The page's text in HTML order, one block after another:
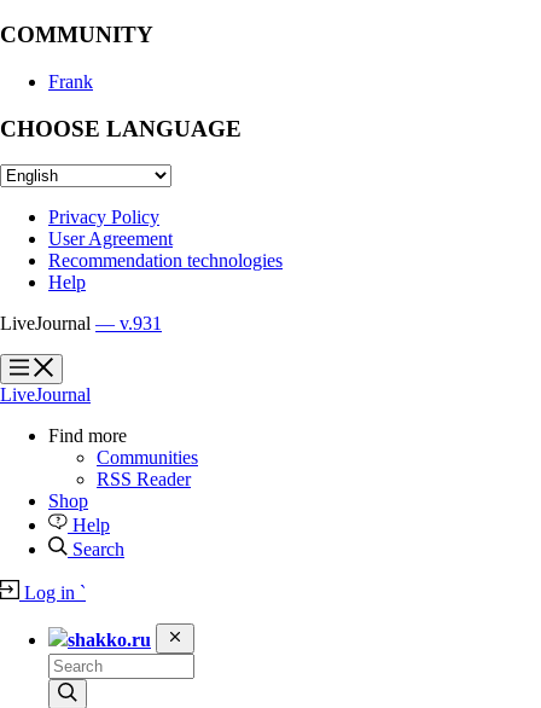
COMMUNITY
Frank
CHOOSE LANGUAGE
Privacy Policy
User Agreement
Recommendation technologies
Help
LiveJournal — v.931
?
?
LiveJournal
Find more
Communities
RSS Reader
Shop
Help
Search
Log in `
shakko.ru